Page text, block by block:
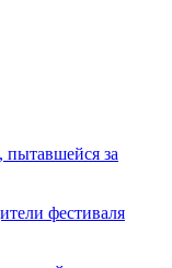
за
фестиваля